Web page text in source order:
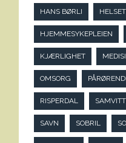
HANS BØRLI
HJEMMESYKEPLEIEN
KJÆRLIGHET
OMSORG
RISPERDAL
SAVN SOBRIL